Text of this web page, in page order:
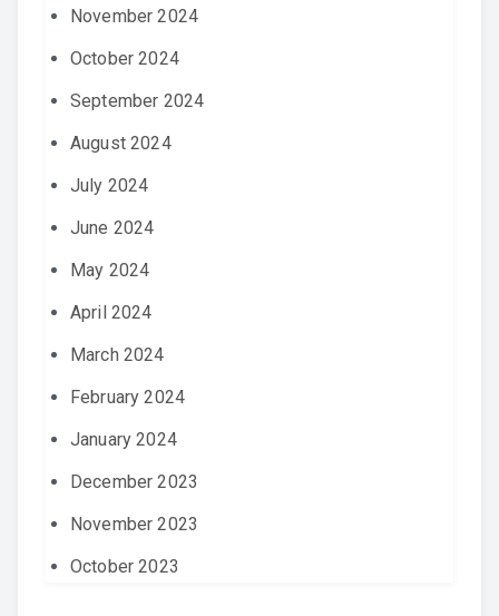
November 2024
October 2024
September 2024
August 2024
July 2024
June 2024
May 2024
April 2024
March 2024
February 2024
January 2024
December 2023
November 2023
October 2023